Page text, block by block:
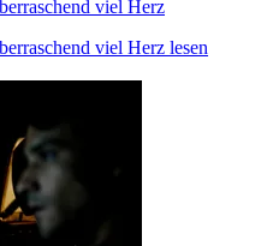
viel Herz
viel Herz lesen